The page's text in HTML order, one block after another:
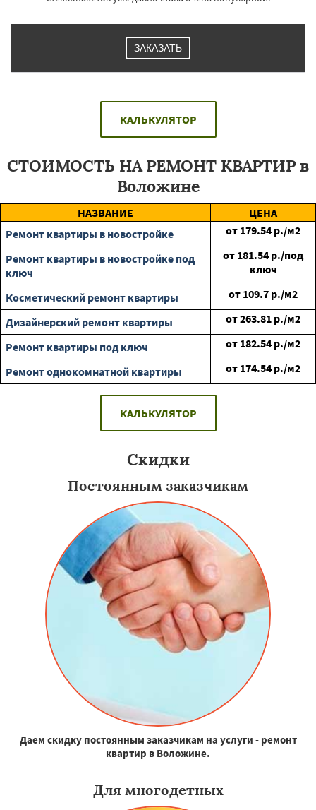
ЗАКАЗАТЬ
КАЛЬКУЛЯТОР
СТОИМОСТЬ НА РЕМОНТ КВАРТИР в
Воложине
НАЗВАНИЕ
ЦЕНА
Ремонт квартиры в новостройке
от 179.54 р./м2
Ремонт квартиры в новостройке под
ключ
от 181.54 р./под
ключ
Косметический ремонт квартиры
от 109.7 р./м2
Дизайнерский ремонт квартиры
от263.81 р./м2
Ремонт квартиры под ключ
от 182.54 р./м2
Ремонт однокомнатной квартиры
от 174.54 р./м2
КАЛЬКУЛЯТОР
Скидки
Постоянным заказчикам
Даем скидку постоянным заказчикам на услуги - ремонт
квартир в Воложине.
Для многодетных